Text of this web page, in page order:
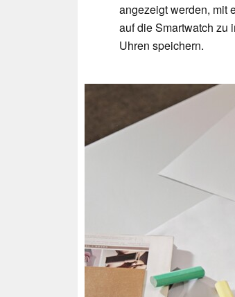
angezeigt werden, mit
auf die Smartwatch zu
Uhren speichern.